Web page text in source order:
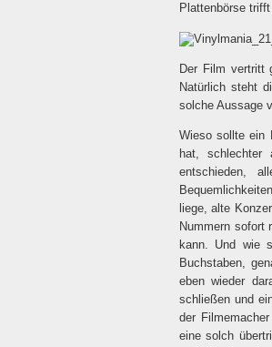
Plattenbörse
Der Film vertritt
Natürlich steht
solche Aussage
Wieso sollte ein
hat,
entschieden,
liege, alte
Nummern sofort
kann. Und wie
Buchstaben,
eben wieder
schließen und
der
eine solch